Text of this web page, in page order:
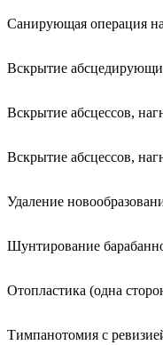
Санирующая операция
Вскрытие
Вскрытие абсцессов,
Вскрытие абсцессов,
Удаление
Шунтирование
Отопластика (одна
Тимпанотомия с